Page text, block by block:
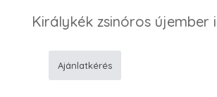
Királykék zsinóros újember
Ajánlatkérés